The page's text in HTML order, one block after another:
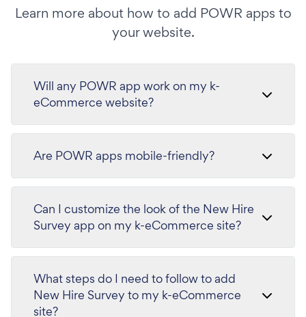
Learn more about how to add POWR apps to
your website.
Will any POWR app work on my k-
eCommerce website?
Are POWR apps mobile-friendly?
Can I customize the look of the New Hire
Survey app on my k-eCommerce site?
What steps do I need to follow to add
New Hire Survey to my k-eCommerce
site?